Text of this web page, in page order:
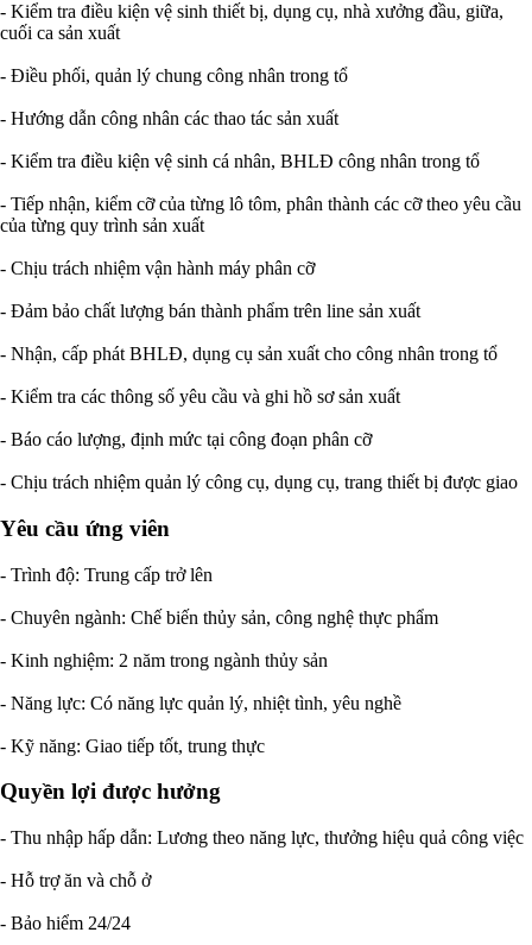
- Kiểm tra điều kiện vệ sinh thiết bị, dụng cụ, nhà xưởng đầu, giữa,
cuối ca sản xuất
- Điều phối, quản lý chung công nhân trong tổ
- Hướng dẫn công nhân các thao tác sản xuất
- Kiểm tra điều kiện vệ sinh cá nhân, BHLĐ công nhân trong tổ
- Tiếp nhận, kiểm cỡ của từng lô tôm, phân thành các cỡ theo yêu cầu
của từng quy trình sản xuất
- Chịu trách nhiệm vận hành máy phân cỡ
- Đảm bảo chất lượng bán thành phẩm trên line sản xuất
- Nhận, cấp phát BHLĐ, dụng cụ sản xuất cho công nhân trong tổ
- Kiểm tra các thông số yêu cầu và ghi hồ sơ sản xuất
- Báo cáo lượng, định mức tại công đoạn phân cỡ
- Chịu trách nhiệm quản lý công cụ, dụng cụ, trang thiết bị được giao
Yêu cầu ứng viên
- Trình độ: Trung cấp trở lên
- Chuyên ngành: Chế biến thủy sản, công nghệ thực phẩm
- Kinh nghiệm: 2 năm trong ngành thủy sản
- Năng lực: Có năng lực quản lý, nhiệt tình, yêu nghề
- Kỹ năng: Giao tiếp tốt, trung thực
Quyền lợi được hưởng
- Thu nhập hấp dẫn: Lương theo năng lực, thưởng hiệu quả công việc
- Hỗ trợ ăn và chỗ ở
- Bảo hiểm 24/24